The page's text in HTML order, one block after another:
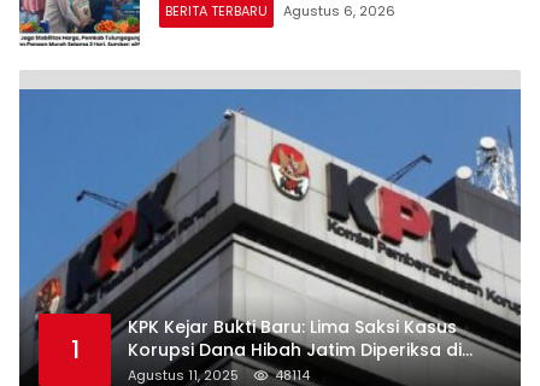
BERITA TERBARU Agustus 6, 2026
1
KPK Kejar Bukti Baru: Lima Saksi Kasus
Korupsi Dana Hibah Jatim Diperiksa di
Trenggalek
Agustus 11, 2025 48114